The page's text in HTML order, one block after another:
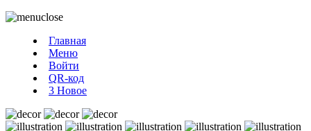
Главная
Меню
Войти
QR-код
3 Новое